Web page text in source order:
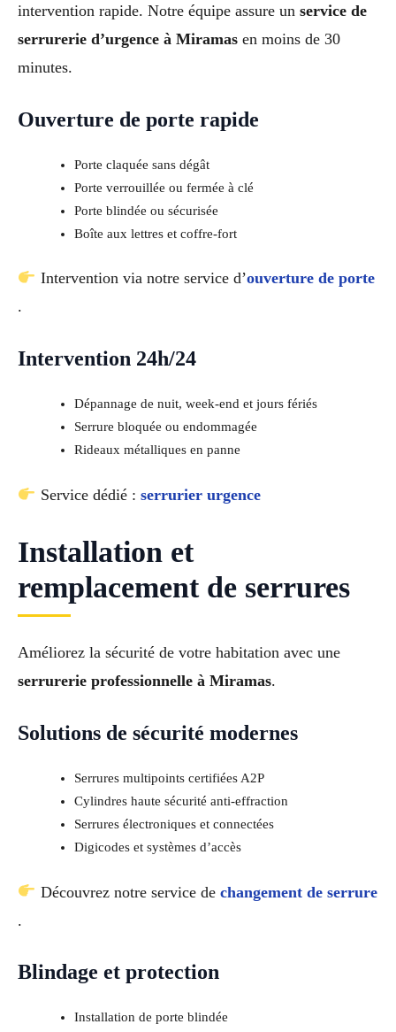
intervention rapide. Notre équipe assure un service de
serrurerie d’urgence à Miramas en moins de 30
minutes.
Ouverture de porte rapide
Porte claquée sans dégât
Porte verrouillée ou fermée à clé
Porte blindée ou sécurisée
Boîte aux lettres et coffre-fort
Intervention via notre service d’ouverture de porte
.
Intervention 24h/24
Dépannage de nuit, week-end et jours fériés
Serrure bloquée ou endommagée
Rideaux métalliques en panne
Service dédié : serrurier urgence
Installation et
remplacement de serrures
Améliorez la sécurité de votre habitation avec une
serrurerie professionnelle à Miramas.
Solutions de sécurité modernes
Serrures multipoints certifiées A2P
Cylindres haute sécurité anti-effraction
Serrures électroniques et connectées
Digicodes et systèmes d’accès
Découvrez notre service de changement de serrure
.
Blindage et protection
Installation de porte blindée